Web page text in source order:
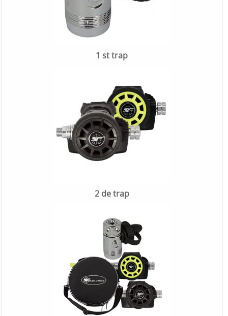
1 st trap
2 de trap